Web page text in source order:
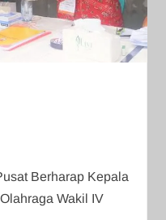
Berharap Kepala
Wakil IV